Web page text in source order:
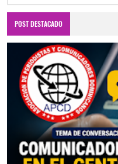
POST DESTACADO